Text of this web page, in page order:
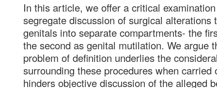
In this article, we offer a critical
segregate discussion of surgical alterations
genitals into separate compartments- the
the second as genital mutilation. We argue
problem of definition underlies the
surrounding these procedures when
hinders objective discussion of the alleged